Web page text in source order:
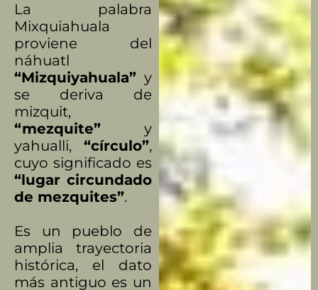
La palabra
Mixquiahuala
proviene del
náhuatl
“Mizquiyahuala” y
se deriva de
mizquit,
“mezquite” y
yahualli, “círculo”,
cuyo significado es
“lugar circundado
de mezquites”.
Es un pueblo de
amplia trayectoria
histórica, el dato
más antiguo es un